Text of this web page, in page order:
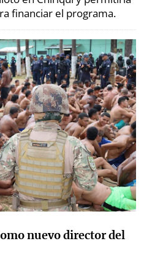
financiar el programa.
nuevo director del